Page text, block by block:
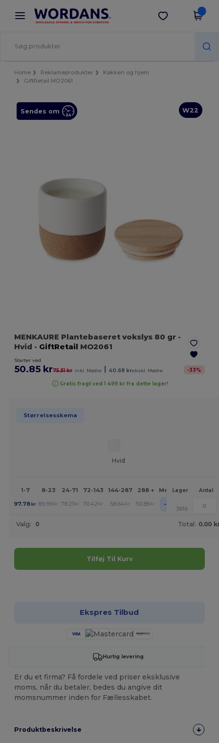
× Wordans-app
Bedre priser i appen!
Hent app
Home Reklameprodukter
Køkken og hjem
GiftRetail MO2061
W22
Sendes om
MENKAURE Plantebaseret vokslys 80 gr -
Hvid - GiftRetail MO2061
Starter ved
50.85 kr75.51 kr inkl. Mødre 40.68 krekskl. Mødre -33%
Gratis fragt ved 1 499 kr fra dette lager!
Størrelsesskema
Hvid
1-7 8-23 24-71 72-143 144-287 288 + MereLager Antal
97.78kr 89.99 kr 78.21 kr 70.42 kr 58.64 kr 50.85 kr + 3816
Valg: 0 Total: 0.00
Tilføj Til Kurv
Ekspres Tilbud
Hurtig levering
Er du et firma? Få fordele ved priser eksklusive
moms, når du betaler, bedes du angive dit
momsnummer inden for Fællesskabet.
Produktbeskrivelse